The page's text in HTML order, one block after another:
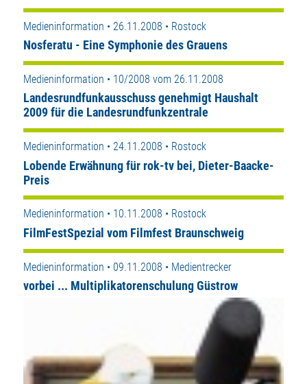
Medieninformation • 26.11.2008 • Rostock
Nosferatu - Eine Symphonie des Grauens
Medieninformation • 10/2008 vom 26.11.2008
Landesrundfunkausschuss genehmigt Haushalt
2009 für die Landesrundfunkzentrale
Medieninformation • 24.11.2008 • Rostock
Lobende Erwähnung für rok-tv bei, Dieter-Baacke-
Preis
Medieninformation • 10.11.2008 • Rostock
FilmFestSpezial vom Filmfest Braunschweig
Medieninformation • 09.11.2008 • Medientrecker
vorbei ... Multiplikatorenschulung Güstrow